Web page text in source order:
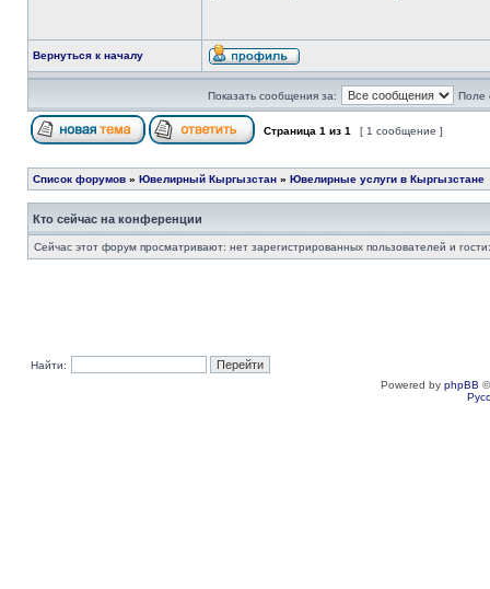
Вернуться к началу
Показать сообщения за: Поле
Страница 1 из 1 [ 1 сообщение ]
Список форумов » Ювелирный Кыргызстан » Ювелирные услуги в Кыргызстане
Кто сейчас на конференции
Сейчас этот форум просматривают: нет зарегистрированных пользователей и
Найти:
Powered by phpBB